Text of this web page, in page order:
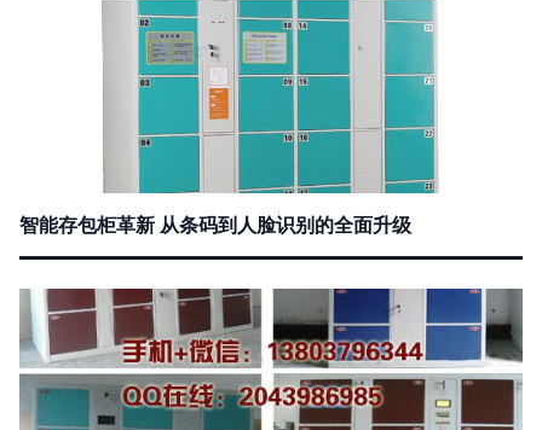
智能存包柜革新 从条码到人脸识别的全面升级